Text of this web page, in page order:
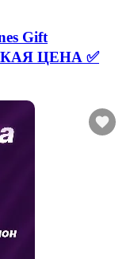
Gift
ЦЕНА ✅